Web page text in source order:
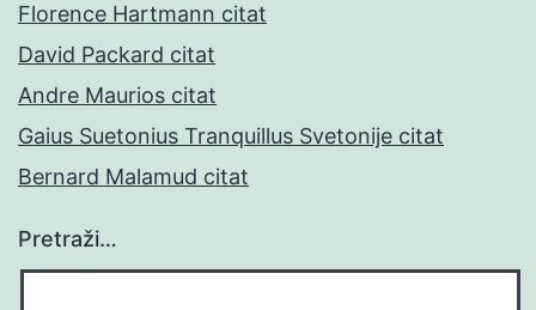
Florence Hartmann citat
David Packard citat
Andre Maurios citat
Gaius Suetonius Tranquillus Svetonije citat
Bernard Malamud citat
Pretraži…